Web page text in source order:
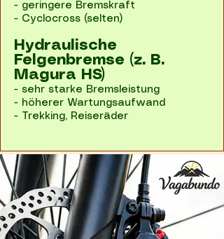
- geringere Bremskraft
- Cyclocross (selten)
Hydraulische
Felgenbremse (z. B.
Magura HS)
- sehr starke Bremsleistung
- höherer Wartungsaufwand
- Trekking, Reiseräder